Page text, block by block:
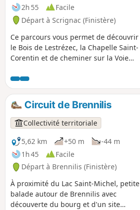
2h 55
Facile
Départ à Scrignac (Finistère)
Ce parcours vous permet de découvrir
le Bois de Lestrézec, la Chapelle Saint-
Corentin et de cheminer sur la Voie
ferrée qui longe la rivière le Squiriou.
Circuit de Brennilis
Collectivité territoriale
5,62 km
+50 m
-44 m
1h 45
Facile
Départ à Brennilis (Finistère)
À proximité du Lac Saint-Michel, petite
balade autour de Brennilis avec
découverte du bourg et d'un site